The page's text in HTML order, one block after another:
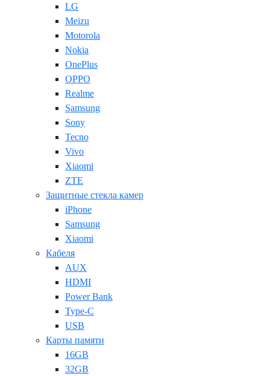
LG
Meizu
Motorola
Nokia
OnePlus
OPPO
Realme
Samsung
Sony
Tecno
Vivo
Xiaomi
ZTE
Защитные стекла камер
iPhone
Samsung
Xiaomi
Кабеля
AUX
HDMI
Power Bank
Type-C
USB
Карты памяти
16GB
32GB